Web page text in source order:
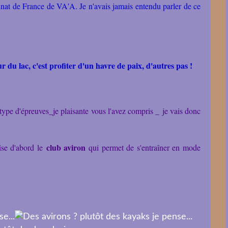
de France de VA'A. Je n'avais jamais entendu parler de ce
du lac, c'est profiter d'un havre de paix, d'autres pas !
d'épreuves_je plaisante vous l'avez compris _ je vais donc
d'abord le club aviron qui permet de s'entraîner en mode